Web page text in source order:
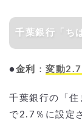
千葉銀行「
●金利 ： 変動2.7
千葉銀行の「住
で2.7％に設定